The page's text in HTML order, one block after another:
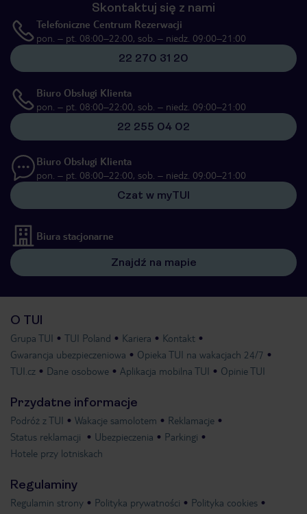
Skontaktuj się z nami
Telefoniczne Centrum Rezerwacji
pon. – pt. 08:00–22:00, sob. – niedz. 09:00–21:00
22 270 31 20
Biuro Obsługi Klienta
pon. – pt. 08:00–22:00, sob. – niedz. 09:00–21:00
22 255 04 02
Biuro Obsługi Klienta
pon. – pt. 08:00–22:00, sob. – niedz. 09:00–21:00
Czat w myTUI
Biura stacjonarne
Znajdź na mapie
O TUI
Grupa TUI TUI Poland Kariera
Kontakt
Gwarancja ubezpieczeniowa
Opieka TUI na wakacjach 24/7
TUI.cz
Dane osobowe Aplikacja mobilna TUI Opinie TUI
Przydatne informacje
Podróż z TUI Wakacje samolotem
Reklamacje
Status reklamacji
Ubezpieczenia
Parkingi
Hotele przy lotniskach
Regulaminy
Regulamin strony Polityka prywatności
Polityka cookies